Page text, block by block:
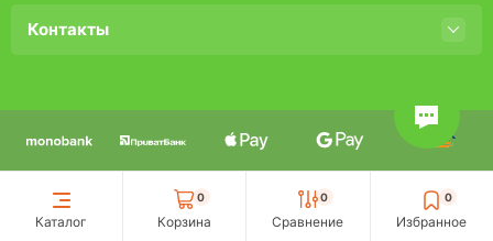
Каталог Корзина
0
Сравнение
0
Избранное
0
Контакты